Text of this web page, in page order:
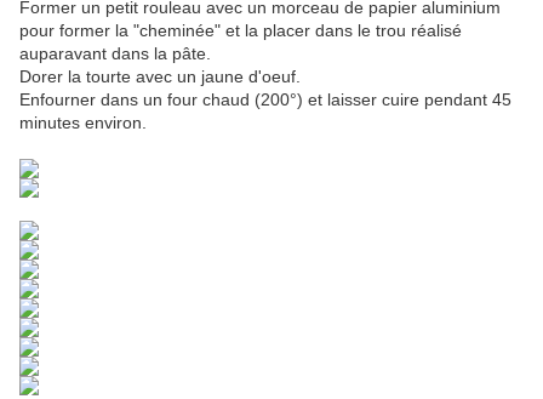
Former un petit rouleau avec un morceau de papier aluminium
pour former la "cheminée" et la placer dans le trou réalisé
auparavant dans la pâte.
Dorer la tourte avec un jaune d'oeuf.
Enfourner dans un four chaud (200°) et laisser cuire pendant 45
minutes environ.